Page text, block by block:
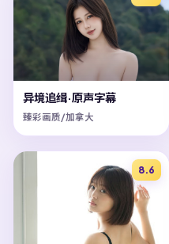
异境追缉·原声字幕
臻彩画质/加拿大
8.6